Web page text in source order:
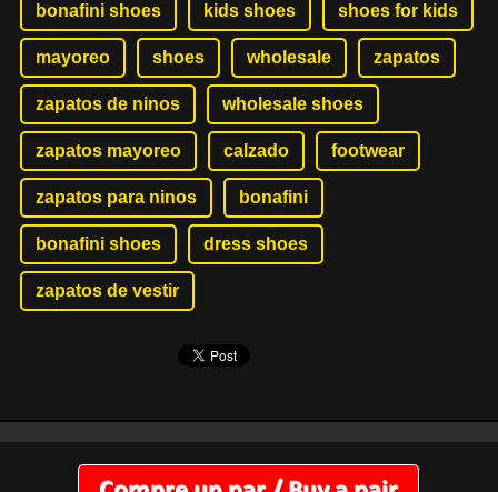
bonafini shoes kids shoes shoes for kids
mayoreo shoes wholesale zapatos
zapatos de ninos wholesale shoes
zapatos mayoreo calzado footwear
zapatos para ninos bonafini
bonafini shoes dress shoes
zapatos de vestir